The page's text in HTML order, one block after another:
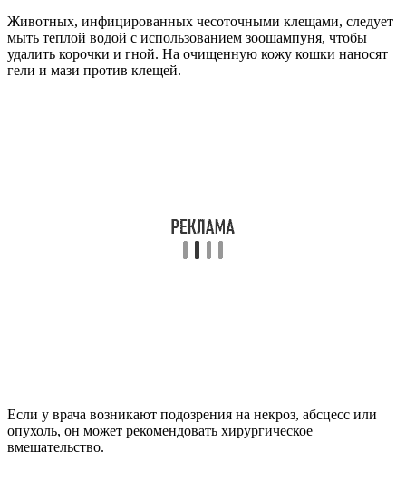
Животных, инфицированных чесоточными клещами, следует
мыть теплой водой с использованием зоошампуня, чтобы
удалить корочки и гной. На очищенную кожу кошки наносят
гели и мази против клещей.
Если у врача возникают подозрения на некроз, абсцесс или
опухоль, он может рекомендовать хирургическое
вмешательство.